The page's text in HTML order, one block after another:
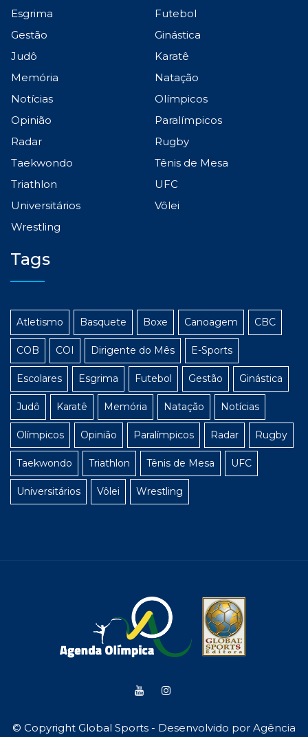
Esgrima
Futebol
Gestão
Ginástica
Judô
Karatê
Memória
Natação
Notícias
Olímpicos
Opinião
Paralímpicos
Radar
Rugby
Taekwondo
Tênis de Mesa
Triathlon
UFC
Universitários
Vôlei
Wrestling
Tags
Atletismo Basquete Boxe Canoagem CBC
COB COI Dirigente do Mês E-Sports
Escolares Esgrima Futebol Gestão Ginástica
Judô Karatê Memória Natação Notícias
Olímpicos Opinião Paralímpicos Radar Rugby
Taekwondo Triathlon Tênis de Mesa UFC
Universitários Vôlei Wrestling
© Copyright Global Sports - Desenvolvido por Agência